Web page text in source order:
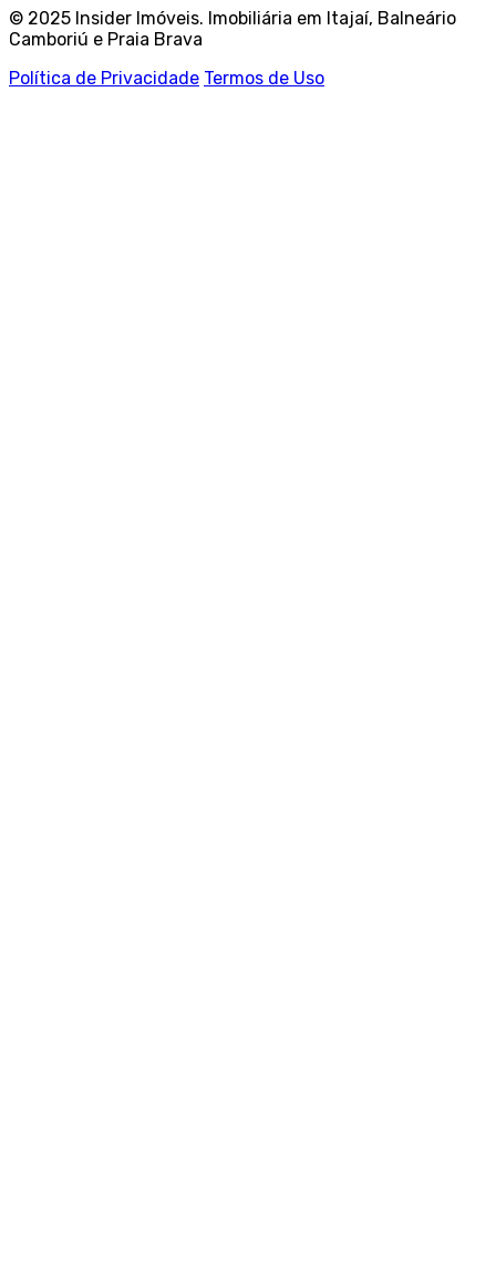
© 2025 Insider Imóveis. Imobiliária em Itajaí, Balneário
Camboriú e Praia Brava
Política de Privacidade Termos de Uso